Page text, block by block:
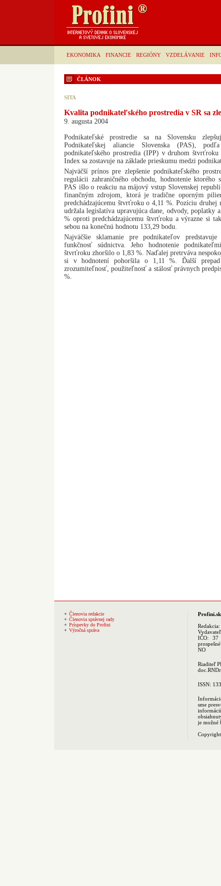
EKONOMIKA FINANCIE REGIÓNY VZDELÁVANIE
ČLÁNOK
SITA
Kvalita podnikateľského prostredia v SR sa
9. augusta 2004
Podnikateľské prostredie sa na Slovensku
Podnikateľskej aliancie Slovenska (PAS),
podnikateľského prostredia (IPP) v druhom
Index sa zostavuje na základe prieskumu medzi
Najväčší prínos pre zlepšenie podnikateľského
regulácii zahraničného obchodu, hodnotenie
PAS išlo o reakciu na májový vstup Slovenskej
finančným zdrojom, ktorá je tradične oporným
predchádzajúcemu štvrťroku o 4,11 %. Pozíciu
udržala legislatíva upravujúca dane, odvody, poplatky
% oproti predchádzajúcemu štvrťroku a výrazne si
sebou na konečnú hodnotu 133,29 bodu.
Najväčšie sklamanie pre podnikateľov
funkčnosť súdnictva. Jeho hodnotenie
štvrťroku zhoršilo o 1,83 %. Naďalej pretrváva
si v hodnotení pohoršila o 1,11 %. Ďalší prepad
zrozumiteľnosť, použiteľnosť a stálosť právnych
%.
Členovia redakcie
Členovia správnej rady
Príspevky do Profini
Výročná správa
Profini.sk
Redakcia:
IČO: 37
NO
Riaditeľ
ISSN:
sme
je možné